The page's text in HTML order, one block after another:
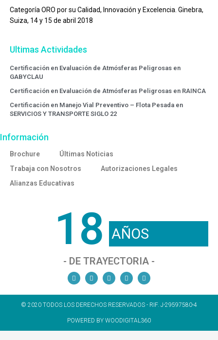
Categoría ORO por su Calidad, Innovación y Excelencia. Ginebra,
Suiza, 14 y 15 de abril 2018
Ultimas Actividades
Certificación en Evaluación de Atmósferas Peligrosas en
GABYCLAU
Certificación en Evaluación de Atmósferas Peligrosas en RAINCA
Certificación en Manejo Vial Preventivo – Flota Pesada en
SERVICIOS Y TRANSPORTE SIGLO 22
Información
Brochure
Últimas Noticias
Trabaja con Nosotros
Autorizaciones Legales
Alianzas Educativas
18 AÑOS
- DE TRAYECTORIA -
© 2020 TODOS LOS DERECHOS RESERVADOS - RIF. J-29597580-4
POWERED BY WOODIGITAL360